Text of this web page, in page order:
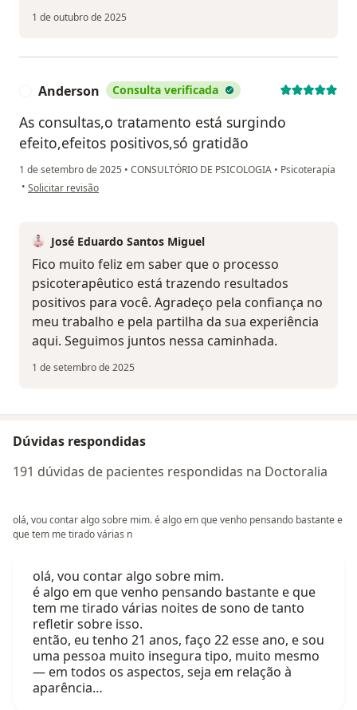
1 de outubro de 2025
Anderson Consulta verificada
As consultas,o tratamento está surgindo
efeito,efeitos positivos,só gratidão
1 de setembro de 2025 • CONSULTÓRIO DE PSICOLOGIA • Psicoterapia
• na opinião do utilizador Anderson
Solicitar revisão
José Eduardo Santos Miguel
Fico muito feliz em saber que o processo
psicoterapêutico está trazendo resultados
positivos para você. Agradeço pela confiança no
meu trabalho e pela partilha da sua experiência
aqui. Seguimos juntos nessa caminhada.
1 de setembro de 2025
Dúvidas respondidas
191 dúvidas de pacientes respondidas na Doctoralia
olá, vou contar algo sobre mim. é algo em que venho pensando bastante e
que tem me tirado várias n
olá, vou contar algo sobre mim.
é algo em que venho pensando bastante e que
tem me tirado várias noites de sono de tanto
refletir sobre isso.
então, eu tenho 21 anos, faço 22 esse ano, e sou
uma pessoa muito insegura tipo, muito mesmo
— em todos os aspectos, seja em relação à
aparência…